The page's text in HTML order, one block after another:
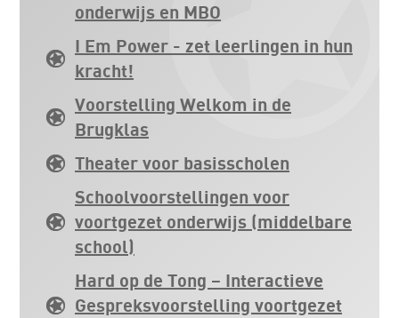
onderwijs en MBO
I Em Power - zet leerlingen in hun
kracht!
Voorstelling Welkom in de
Brugklas
Theater voor basisscholen
Schoolvoorstellingen voor
voortgezet onderwijs (middelbare
school)
Hard op de Tong – Interactieve
Gespreksvoorstelling voortgezet